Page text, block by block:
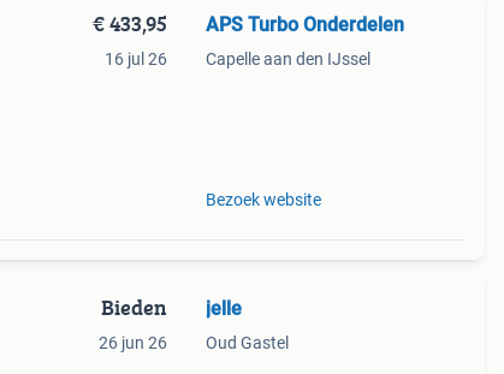
€ 433,95
16 jul 26
APS Turbo Onderdelen
Capelle aan den IJssel
Bezoek website
Bieden
26 jun 26
jelle
Oud Gastel